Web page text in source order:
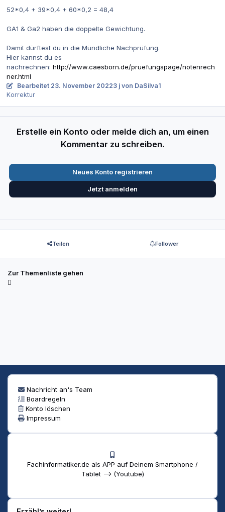
52*0,4 + 39*0,4 + 60*0,2 = 48,4
GA1 & Ga2 haben die doppelte Gewichtung.
Damit dürftest du in die Mündliche Nachprüfung.
Hier kannst du es
nachrechnen: http://www.caesborn.de/pruefungspage/notenrech
ner.html
Bearbeitet 23. November 20223 j von DaSilva1
Korrektur
Erstelle ein Konto oder melde dich an, um einen
Kommentar zu schreiben.
Neues Konto registrieren
Jetzt anmelden
Teilen Follower
Zur Themenliste gehen
Nachricht an's Team
Boardregeln
Konto löschen
Impressum
Fachinformatiker.de als APP auf Deinem Smartphone /
Tablet --> (Youtube)